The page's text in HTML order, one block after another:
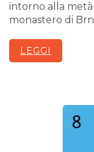
intorno alla metà
monastero di
LEGGI